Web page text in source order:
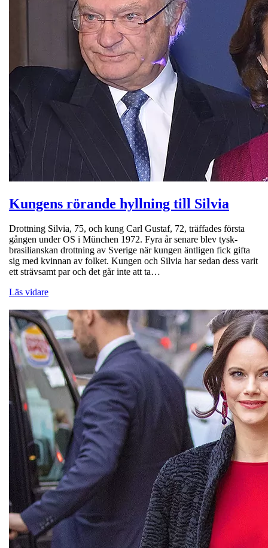
Kungens rörande hyllning till Silvia
Drottning Silvia, 75, och kung Carl Gustaf, 72, träffades första
gången under OS i München 1972. Fyra år senare blev tysk-
brasilianskan drottning av Sverige när kungen äntligen fick gifta
sig med kvinnan av folket. Kungen och Silvia har sedan dess varit
ett strävsamt par och det går inte att ta…
Läs vidare